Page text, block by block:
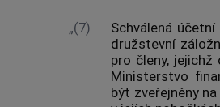
„(7) Schválená účetní
družstevní
pro členy, jejichž
Ministerstvo
být zveřejněny